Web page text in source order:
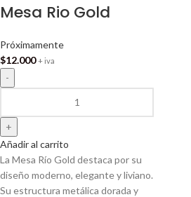
Mesa Rio Gold
Próximamente
$12.000 + iva
Añadir al carrito
La Mesa Río Gold destaca por su
diseño moderno, elegante y liviano.
Su estructura metálica dorada y